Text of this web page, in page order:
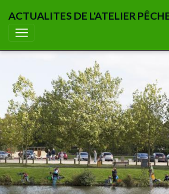
ACTUALITES DE L'ATELIER